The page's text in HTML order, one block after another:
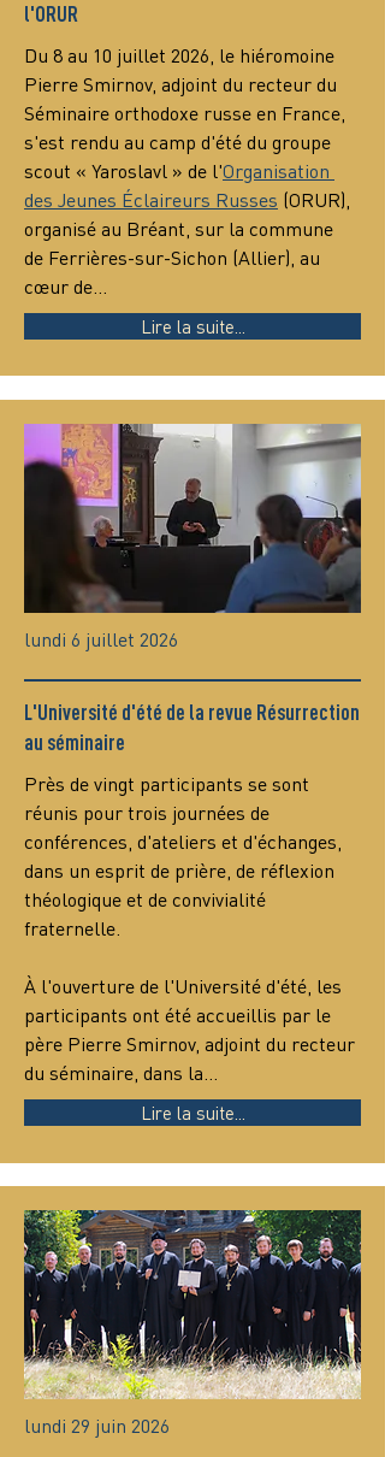
l'ORUR
Du 8 au 10 juillet 2026, le hiéromoine
Pierre Smirnov, adjoint du recteur du
Séminaire orthodoxe russe en France,
s'est rendu au camp d'été du groupe
scout « Yaroslavl » de l'Organisation
des Jeunes Éclaireurs Russes (ORUR),
organisé au Bréant, sur la commune
de Ferrières-sur-Sichon (Allier), au
cœur de…
Lire la suite...
lundi 6 juillet 2026
L'Université d'été de la revue Résurrection
au séminaire
Près de vingt participants se sont
réunis pour trois journées de
conférences, d'ateliers et d'échanges,
dans un esprit de prière, de réflexion
théologique et de convivialité
fraternelle.
À l'ouverture de l'Université d'été, les
participants ont été accueillis par le
père Pierre Smirnov, adjoint du recteur
du séminaire, dans la…
Lire la suite...
lundi 29 juin 2026